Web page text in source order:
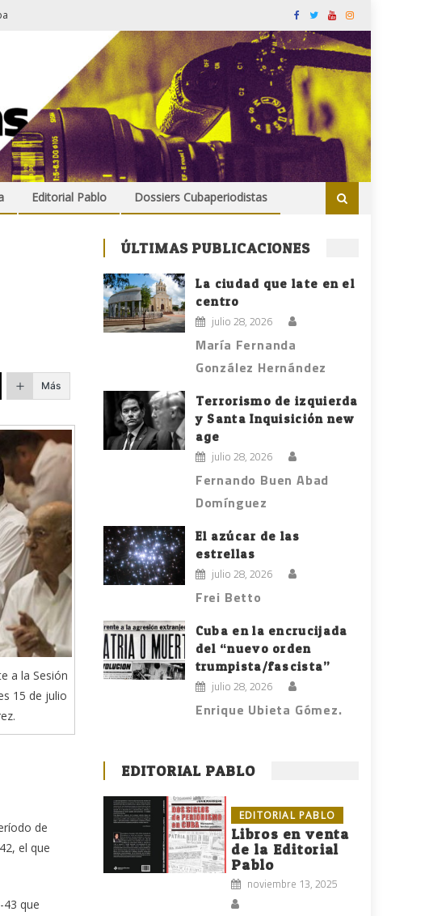
Editorial Pablo Dossiers Cubaperiodistas
Más
a la Sesión
15 de julio
de
el que
que
ÚLTIMAS PUBLICACIONES
La ciudad que late en el
centro
julio 28, 2026
María Fernanda
González Hernández
Terrorismo de izquierda
y Santa Inquisición new
age
julio 28, 2026
Fernando Buen Abad
Domínguez
El azúcar de las
estrellas
julio 28, 2026
Frei Betto
Cuba en la encrucijada
del “nuevo orden
trumpista/fascista”
julio 28, 2026
Enrique Ubieta Gómez.
EDITORIAL PABLO
EDITORIAL PABLO
Libros en venta
de la Editorial
Pablo
noviembre 13, 2025